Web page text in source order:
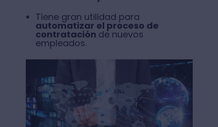
Tiene gran utilidad para
automatizar el proceso de
contratación de nuevos
empleados.